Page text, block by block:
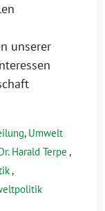
unserer
, Umwelt
Harald Terpe ,
,